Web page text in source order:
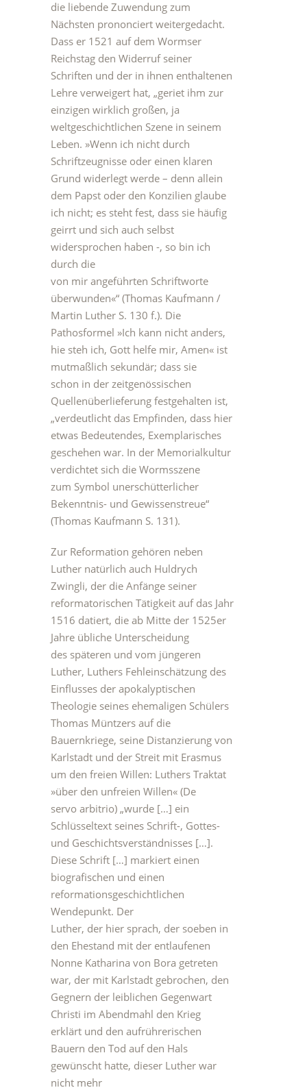
die liebende Zuwendung zum
Nächsten prononciert weitergedacht.
Dass er 1521 auf dem Wormser
Reichstag den Widerruf seiner
Schriften und der in ihnen enthaltenen
Lehre verweigert hat, „geriet ihm zur
einzigen wirklich großen, ja
weltgeschichtlichen Szene in seinem
Leben. »Wenn ich nicht durch
Schriftzeugnisse oder einen klaren
Grund widerlegt werde – denn allein
dem Papst oder den Konzilien glaube
ich nicht; es steht fest, dass sie häufig
geirrt und sich auch selbst
widersprochen haben -, so bin ich
durch die
von mir angeführten Schriftworte
überwunden«“ (Thomas Kaufmann /
Martin Luther S. 130 f.). Die
Pathosformel »Ich kann nicht anders,
hie steh ich, Gott helfe mir, Amen« ist
mutmaßlich sekundär; dass sie
schon in der zeitgenössischen
Quellenüberlieferung festgehalten ist,
„verdeutlicht das Empfinden, dass hier
etwas Bedeutendes, Exemplarisches
geschehen war. In der Memorialkultur
verdichtet sich die Wormsszene
zum Symbol unerschütterlicher
Bekenntnis- und Gewissenstreue“
(Thomas Kaufmann S. 131).
Zur Reformation gehören neben
Luther natürlich auch Huldrych
Zwingli, der die Anfänge seiner
reformatorischen Tätigkeit auf das Jahr
1516 datiert, die ab Mitte der 1525er
Jahre übliche Unterscheidung
des späteren und vom jüngeren
Luther, Luthers Fehleinschätzung des
Einflusses der apokalyptischen
Theologie seines ehemaligen Schülers
Thomas Müntzers auf die
Bauernkriege, seine Distanzierung von
Karlstadt und der Streit mit Erasmus
um den freien Willen: Luthers Traktat
»über den unfreien Willen« (De
servo arbitrio) „wurde […] ein
Schlüsseltext seines Schrift-, Gottes-
und Geschichtsverständnisses […].
Diese Schrift […] markiert einen
biografischen und einen
reformationsgeschichtlichen
Wendepunkt. Der
Luther, der hier sprach, der soeben in
den Ehestand mit der entlaufenen
Nonne Katharina von Bora getreten
war, der mit Karlstadt gebrochen, den
Gegnern der leiblichen Gegenwart
Christi im Abendmahl den Krieg
erklärt und den aufrührerischen
Bauern den Tod auf den Hals
gewünscht hatte, dieser Luther war
nicht mehr